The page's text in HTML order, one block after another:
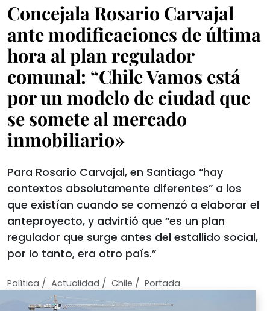
Concejala Rosario Carvajal
ante modificaciones de última
hora al plan regulador
comunal: “Chile Vamos está
por un modelo de ciudad que
se somete al mercado
inmobiliario»
Para Rosario Carvajal, en Santiago “hay
contextos absolutamente diferentes” a los
que existían cuando se comenzó a elaborar el
anteproyecto, y advirtió que “es un plan
regulador que surge antes del estallido social,
por lo tanto, era otro país.”
Política / Actualidad / Chile / Portada